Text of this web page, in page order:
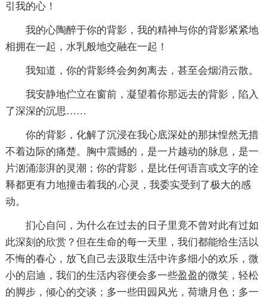
引我的心！
我的心陶醉于你的背影，我的精神与你的背影紧紧地
相拥在一起，水乳般地交融在一起！
我知道，你的背影终会匆匆离去，甚至会烟消云散。
我安静地伫立在窗前，凝望着你那远去的背影，陷入
了深深的沉思……
你的背影，化解了沉浸在我心底深处的那抹惶然无措
不着边际的痛楚。胸中震撼的，是一片越动的脉息，是一
片汹涌澎湃的灵潮；你的背影，是比任何语言或文字的诠
释都更有力地撞击着我的.心灵，我委实受到了极大的感
动。
扪心自问，为什么在过去的日子里竟不曾对此有过如
此深刻的欣赏？但在生命的每一天里，我们都能给生活以
不悔的春心，放飞自己去汲取生活中许多细小的欢乐，微
小的启迪，我们的生活内容便会多一些盈盈的微笑，轻松
的脚步，倾心的交谈；多一些田园风光，荷塘月色；多一